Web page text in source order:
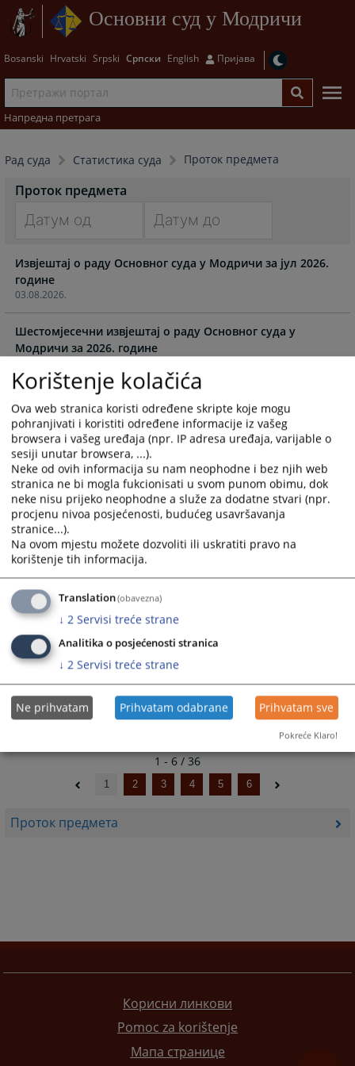
Основни суд у Модричи
Bosanski Hrvatski Srpski Српски English Пријава
Напредна претрага
Рад суда Статистика суда Проток предмета
Проток предмета
Проток предмета
forward
to
interact
with
the
calendar
select
a
date.
Press
the
question
mark
key
to
get
the
keyboard
shortcuts
for
dates.
forward
with
the
calendar
and
select
a
date.
Press
the
question
mark
key
get
the
keyboard
shortcuts
for
dates.
03.08.2026.
Извјештај о раду Основног суда у Модричи за јул 2026.
године
Шестомјесечни извјештај о раду Основног суда у
Модричи за 2026. године
02.06.2026.
Извјештај о раду Основног суда у Модричи за мај 2026.
године
05.05.2026.
Извјештај о раду Основног суда у Модричи за април
2026. године
14.04.2026.
Извјештај о раду Основног суда у Модричи за период
01.01.-31.03.2026. године
04.03.2026.
Извјештај о раду Основног суда у Модричи за фебруар
2026. године
1 - 6 / 36
1 2 3 4 5 6
Корисни линкови
Pomoc za korištenje
Мапа странице
Korištenje kolačića
Ova web stranica koristi određene skripte koje mogu
pohranjivati i koristiti određene informacije iz vašeg
browsera i vašeg uređaja (npr. IP adresa uređaja, varijable o
sesiji unutar browsera, ...).
Neke od ovih informacija su nam neophodne i bez njih web
stranica ne bi mogla fukcionisati u svom punom obimu, dok
neke nisu prijeko neophodne a služe za dodatne stvari (npr.
procjenu nivoa posjećenosti, budućeg usavršavanja
stranice...).
Na ovom mjestu možete dozvoliti ili uskratiti pravo na
korištenje tih informacija.
Translation(obavezna)
↓ 2 Servisi treće strane
Analitika o posjećenosti stranica
↓ 2 Servisi treće strane
Ne prihvatam Prihvatam odabrane Prihvatam sve
Pokreće Klaro!